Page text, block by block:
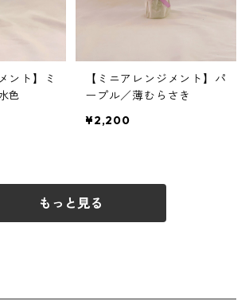
ント】ミ
色
【ミニアレンジメント】パ
ープル／薄むらさき
¥2,200
もっと見る